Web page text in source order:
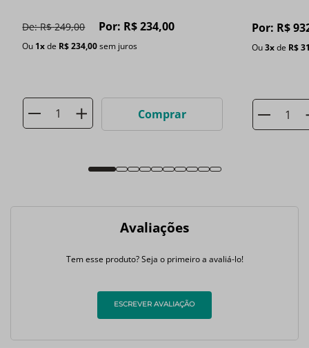
De:R$ 249,00 Por: R$234,00
Ou 1xde R$234,00sem juros
Comprar
Por: R$
Ou3xde R$
Avaliações
Tem esse produto? Seja o primeiro a avaliá-lo!
ESCREVER AVALIAÇÃO